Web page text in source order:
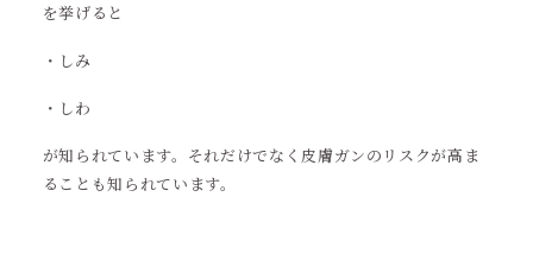
を挙げると
・しみ
・しわ
が知られています。それだけでなく皮膚ガンのリスクが高ま
ることも知られています。